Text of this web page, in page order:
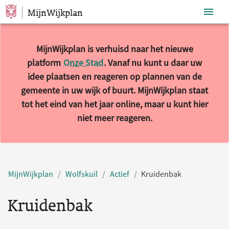
Sla navigatie over
MijnWijkplan
MijnWijkplan is verhuisd naar het nieuwe
platform Onze Stad. Vanaf nu kunt u daar uw
idee plaatsen en reageren op plannen van de
gemeente in uw wijk of buurt. MijnWijkplan staat
tot het eind van het jaar online, maar u kunt hier
niet meer reageren.
MijnWijkplan Wolfskuil Actief Kruidenbak
Kruidenbak